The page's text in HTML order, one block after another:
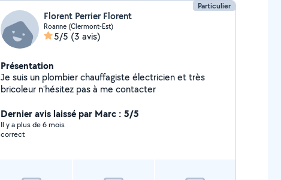
Particulier
Florent Perrier Florent
Roanne (Clermont-Est)
5/5 (3 avis)
Présentation
Je suis un plombier chauffagiste électricien et très
bricoleur n'hésitez pas à me contacter
Dernier avis laissé par Marc : 5/5
Il y a plus de 6 mois
correct